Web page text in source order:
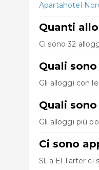
Apartahotel
Quanti
Ci sono 32
Quali
Gli alloggi con
Quali
Gli alloggi più
Ci sono
Sì, a El Tarter